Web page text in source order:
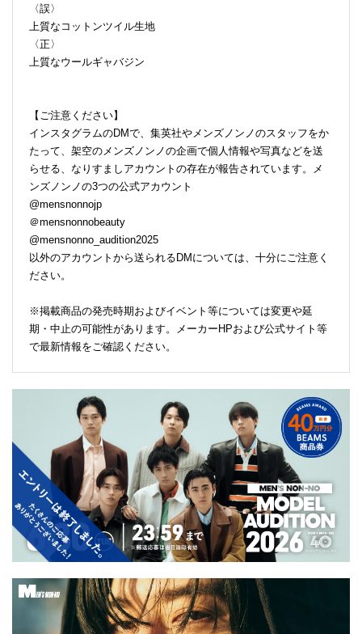
〈誤〉
上質なコットンツイル生地
〈正〉
上質なウールギャバジン
【ご注意ください】
インスタグラムのDMで、集英社やメンズノンノのスタッフをか
たって、架空のメンズノンノの企画で個人情報や写真などを送
らせる、なりすましアカウントの存在が報告されています。メ
ンズノンノの3つの公式アカウント
@mensnonnojp
＠mensnonnobeauty
@mensnonno_audition2025
以外のアカウントから送られるDMについては、十分にご注意く
ださい。
※掲載商品の発売時期およびイベント等については変更や延
期・中止の可能性があります。メーカーHPおよび公式サイト等
で最新情報をご確認ください。